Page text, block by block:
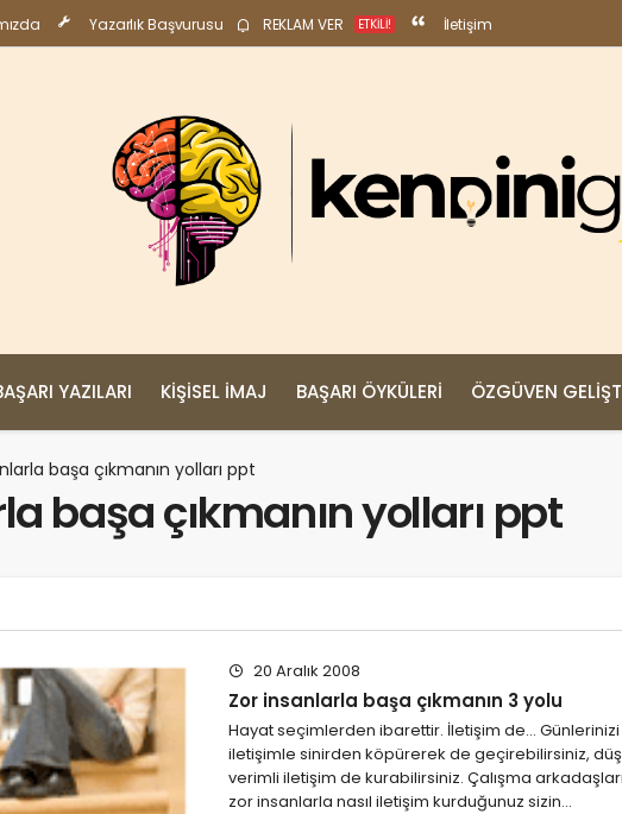
Yazarlık Başvurusu REKLAM VER ETKILI! İletişim
YAZILARI KIŞISEL İMAJ BAŞARI ÖYKÜLERI ÖZGÜVEN
başa çıkmanın yolları ppt
başa çıkmanın yolları ppt
20 Aralık 2008
Zor insanlarla başa çıkmanın 3 yolu
Hayat seçimlerden ibarettir. İletişim de...
iletişimle sinirden köpürerek de geçirebilirsiniz,
verimli iletişim de kurabilirsiniz. Çalışma
zor insanlarla nasıl iletişim kurduğunuz sizin…